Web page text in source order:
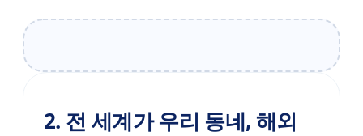
2. 전 세계가 우리 동네, 해외